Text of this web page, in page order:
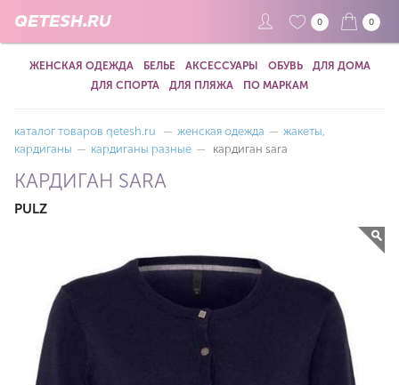
QETESH.RU 0 0
ЖЕНСКАЯ ОДЕЖДА БЕЛЬЕ АКСЕССУАРЫ ОБУВЬ
ДЛЯ ДОМА
ДЛЯ СПОРТА
ДЛЯ ПЛЯЖА ПО МАРКАМ
каталог товаров qetesh.ru — женская одежда — жакеты,
кардиганы — кардиганы разные — кардиган sara
КАРДИГАН SARA
PULZ